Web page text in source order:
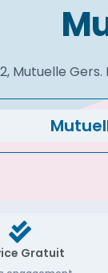
Mutuelle
Gratuit